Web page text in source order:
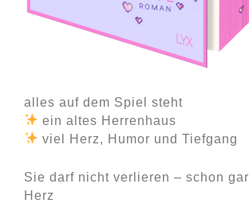
alles auf dem Spiel steht
ein altes Herrenhaus
viel Herz, Humor und Tiefgang
Sie darf nicht verlieren – schon
Herz